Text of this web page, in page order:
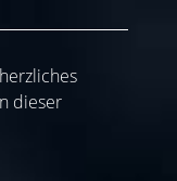
dieser